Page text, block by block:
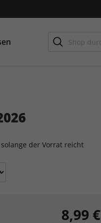
der Vorrat reicht
8,99 €